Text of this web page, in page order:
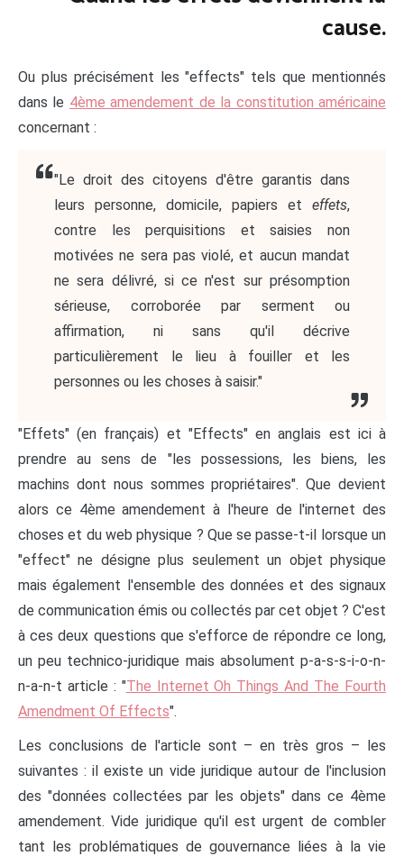
cause.
Ou plus précisément les "effects" tels que mentionnés
dans le 4ème amendement de la constitution américaine
concernant :
"Le droit des citoyens d'être garantis dans
leurs personne, domicile, papiers et effets,
contre les perquisitions et saisies non
motivées ne sera pas violé, et aucun mandat
ne sera délivré, si ce n'est sur présomption
sérieuse, corroborée par serment ou
affirmation, ni sans qu'il décrive
particulièrement le lieu à fouiller et les
personnes ou les choses à saisir."
"Effets" (en français) et "Effects" en anglais est ici à
prendre au sens de "les possessions, les biens, les
machins dont nous sommes propriétaires". Que devient
alors ce 4ème amendement à l'heure de l'internet des
choses et du web physique ? Que se passe-t-il lorsque un
"effect" ne désigne plus seulement un objet physique
mais également l'ensemble des données et des signaux
de communication émis ou collectés par cet objet ? C'est
à ces deux questions que s'efforce de répondre ce long,
un peu technico-juridique mais absolument p-a-s-s-i-o-n-
n-a-n-t article : "The Internet Oh Things And The Fourth
Amendment Of Effects".
Les conclusions de l'article sont – en très gros – les
suivantes : il existe un vide juridique autour de l'inclusion
des "données collectées par les objets" dans ce 4ème
amendement. Vide juridique qu'il est urgent de combler
tant les problématiques de gouvernance liées à la vie